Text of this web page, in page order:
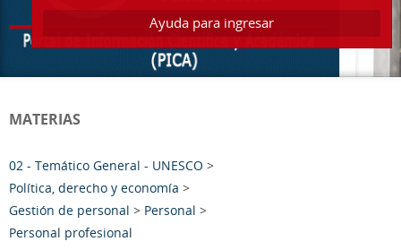
Ayuda para ingresar
MATERIAS
02 - Temático General - UNESCO >
Política, derecho y economía >
Gestión de personal > Personal >
Personal profesional